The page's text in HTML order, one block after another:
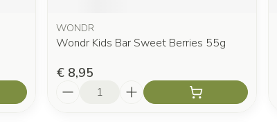
WONDR
Wondr Kids Bar Sweet Berries 55g
€ 8,95